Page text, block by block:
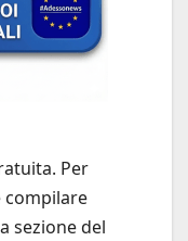
Per
compilare
sezione del